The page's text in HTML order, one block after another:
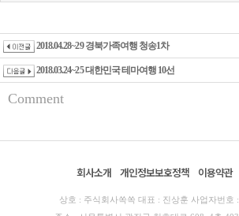
2018.04.28~29 경북가족여행 청송1차
2018.03.24~25 대한민국 테마여행 10선
Comment
회사소개 개인정보보호정책 이용약관
상호 : 주식회사쏙쏙 대표 : 진상훈 사업자번호